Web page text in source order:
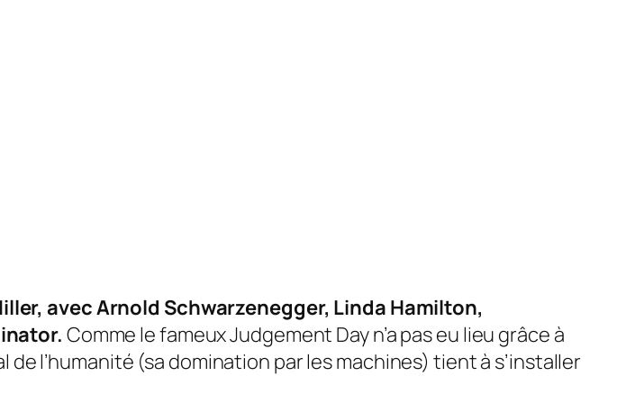
avec Arnold Schwarzenegger, Linda Hamilton,
Comme le fameux Judgement Day n’a pas eu lieu grâce à
l’humanité (sa domination par les machines) tient à s’installer